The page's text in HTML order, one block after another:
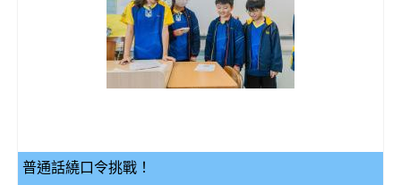
普通話繞口令挑戰！